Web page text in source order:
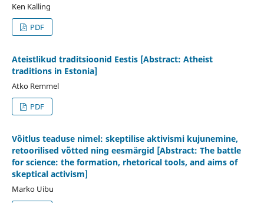
Ken Kalling
PDF
Ateistlikud traditsioonid Eestis [Abstract: Atheist
traditions in Estonia]
Atko Remmel
PDF
Võitlus teaduse nimel: skeptilise aktivismi kujunemine,
retoorilised võtted ning eesmärgid [Abstract: The battle
for science: the formation, rhetorical tools, and aims of
skeptical activism]
Marko Uibu